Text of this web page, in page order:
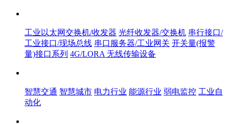
工业以太网交换机/收发器 光纤收发器/交换机 串行接口/
工业接口/现场总线 串口服务器/工业网关 开关量(报警
量)接口系列 4G/LORA 无线传输设备
智慧交通 智慧城市 电力行业 能源行业 弱电监控 工业自
动化